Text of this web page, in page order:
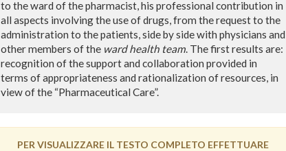
to the ward of the pharmacist, his professional contribution in
all aspects involving the use of drugs, from the request to the
administration to the patients, side by side with physicians and
other members of the ward health team. The first results are:
recognition of the support and collaboration provided in
terms of appropriateness and rationalization of resources, in
view of the “Pharmaceutical Care”.
PER VISUALIZZARE IL TESTO COMPLETO EFFETTUARE